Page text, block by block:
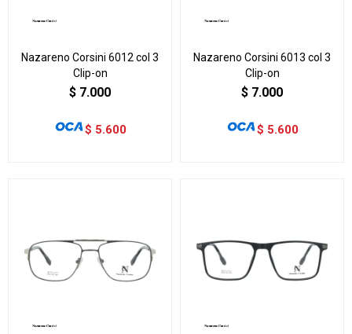
Nazareno Corsini 6012 col 3
Clip-on
$ 7.000
$ 5.600
Nazareno Corsini 6013 col 3
Clip-on
$ 7.000
$ 5.600